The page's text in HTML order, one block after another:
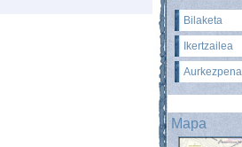
Bilaketa
Ikertzailea
Aurkezpena
Mapa